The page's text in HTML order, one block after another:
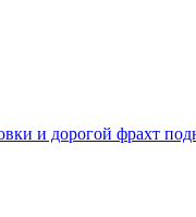
и дорогой фрахт